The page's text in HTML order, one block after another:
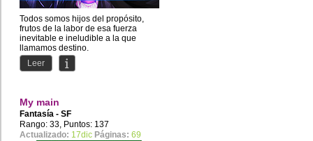
Todos somos hijos del propósito,
frutos de la labor de esa fuerza
inevitable e ineludible a la que
llamamos destino.
Pero de...
Leer
My main
Fantasía - SF
Rango: 33, Puntos: 137
Actualizado: 17dic Páginas: 69